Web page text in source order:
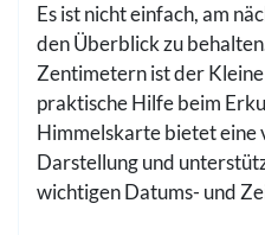
Es ist nicht einfach, am
den Überblick zu
Zentimetern ist der
praktische Hilfe beim
Himmelskarte bietet
Darstellung und
wichtigen Datums- und